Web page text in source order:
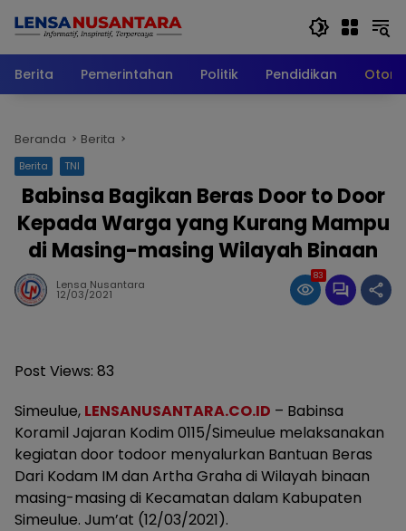
Berita
Pemerintahan Politik Pendidikan
Beranda Berita
Berita TNI
Babinsa Bagikan Beras Door to Door
Kepada Warga yang Kurang Mampu
di Masing-masing Wilayah Binaan
Lensa Nusantara
12/03/2021
83
Post Views: 83
Simeulue, LENSANUSANTARA.CO.ID – Babinsa
Koramil Jajaran Kodim 0115/Simeulue melaksanakan
kegiatan door todoor menyalurkan Bantuan Beras
Dari Kodam IM dan Artha Graha di Wilayah binaan
masing-masing di Kecamatan dalam Kabupaten
Simeulue. Jum’at (12/03/2021).